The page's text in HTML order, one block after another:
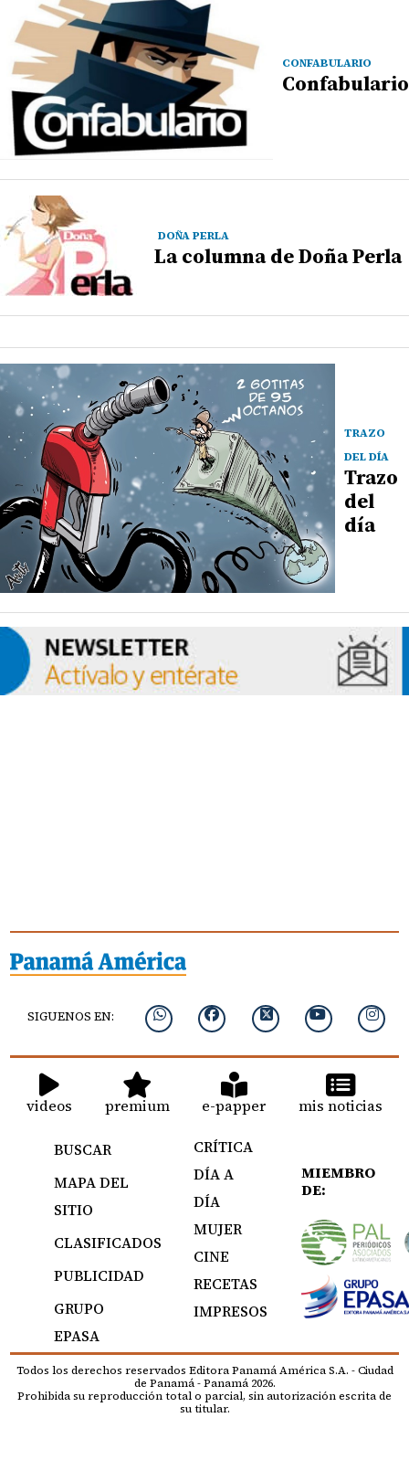
CONFABULARIO
Confabulario
DOÑA PERLA
La columna de Doña Perla
TRAZO
DEL DÍA
Trazo
del
día
SIGUENOS EN:
videos premium e-papper mis noticias
BUSCAR
MAPA DEL
SITIO
CLASIFICADOS
PUBLICIDAD
GRUPO
EPASA
CRÍTICA
DÍA A
DÍA
MUJER
CINE
RECETAS
IMPRESOS
MIEMBRO
DE:
Todos los derechos reservados Editora Panamá América S.A. - Ciudad
de Panamá - Panamá 2026.
Prohibida su reproducción total o parcial, sin autorización escrita de
su titular.